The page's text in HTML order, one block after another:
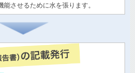
させるために水を張ります。